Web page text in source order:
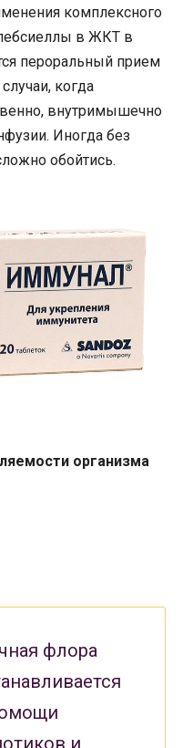
комплексного
в ЖКТ в
пероральный прием
когда
внутримышечно
Иногда без
обойтись.
организма
флора
и